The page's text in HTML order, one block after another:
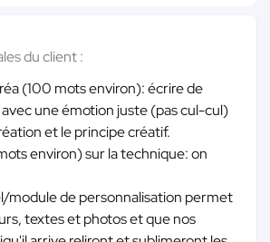
du client :
(100 mots environ): écrire de
une émotion juste (pas cul-cul)
et le principe créatif.
environ) sur la technique: on
module de personnalisation permet
textes et photos et que nos